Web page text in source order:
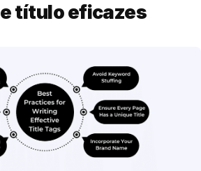
título eficazes